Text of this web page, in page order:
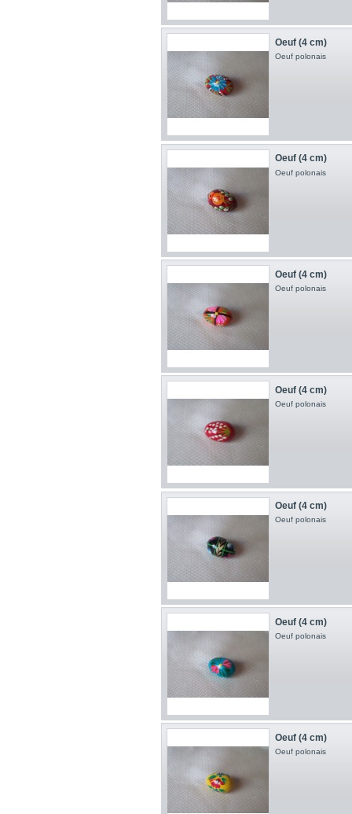
Oeuf (4 cm)
Oeuf polonais
Oeuf (4 cm)
Oeuf polonais
Oeuf (4 cm)
Oeuf polonais
Oeuf (4 cm)
Oeuf polonais
Oeuf (4 cm)
Oeuf polonais
Oeuf (4 cm)
Oeuf polonais
Oeuf (4 cm)
Oeuf polonais